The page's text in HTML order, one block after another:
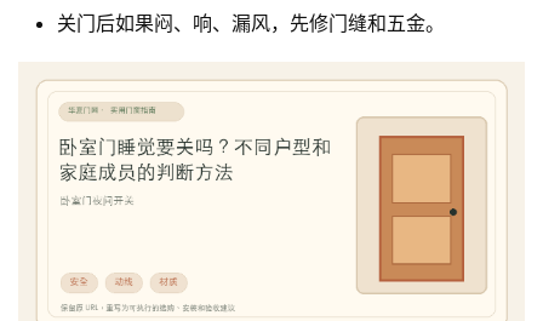
关门后如果闷、响、漏风，先修门缝和五金。